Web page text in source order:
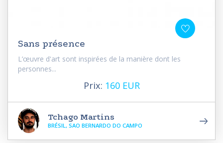
Sans présence
L’œuvre d'art sont inspirées de la manière dont les
personnes...
Prix: 160 EUR
Tchago Martins
BRÉSIL, SAO BERNARDO DO CAMPO